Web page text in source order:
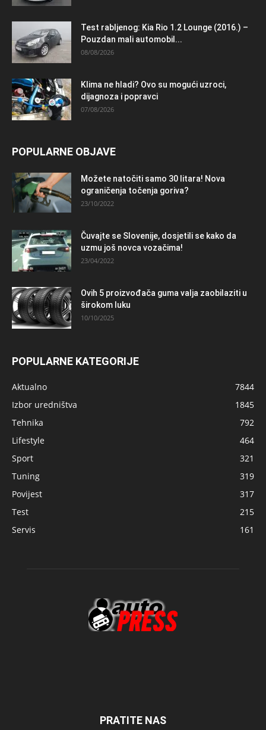
Test rabljenog: Kia Rio 1.2 Lounge (2016.) –
Pouzdan mali automobil...
08/08/2026
Klima ne hladi? Ovo su mogući uzroci,
dijagnoza i popravci
07/08/2026
POPULARNE OBJAVE
Možete natočiti samo 30 litara! Nova
ograničenja točenja goriva?
23/10/2022
Čuvajte se Slovenije, dosjetili se kako da
uzmu još novca vozačima!
23/04/2022
Ovih 5 proizvođača guma valja zaobilaziti u
širokom luku
10/10/2025
POPULARNE KATEGORIJE
Aktualno
7844
Izbor uredništva
1845
Tehnika
792
Lifestyle
464
Sport
321
Tuning
319
Povijest
317
Test
215
Servis
161
PRATITE NAS